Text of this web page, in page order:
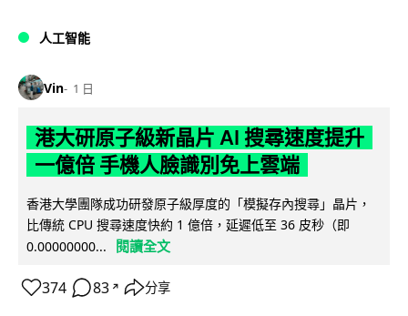
人工智能
Vin 1 日
港大研原子級新晶片 AI 搜尋速度提升
一億倍 手機人臉識別免上雲端
香港大學團隊成功研發原子級厚度的「模擬存內搜尋」晶片，
比傳統 CPU 搜尋速度快約 1 億倍，延遲低至 36 皮秒（即
0.00000000...
閱讀全文
374 83 ↗ 分享